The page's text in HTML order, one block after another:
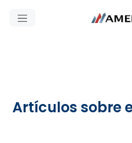
Artículos sobre